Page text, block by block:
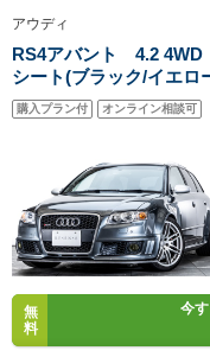
アウディ
RS4アバント 4.2 4WD
シート(ブラック/イエロ
車高調 スエードステア
ーバルブコントロール
購入プラン付 オンライン相談可
無
料
今